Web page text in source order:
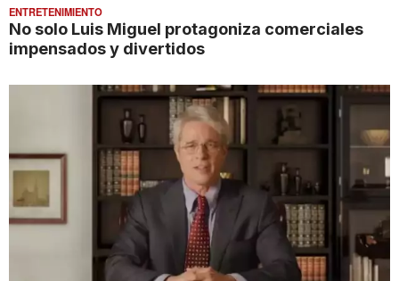
ENTRETENIMIENTO
No solo Luis Miguel protagoniza comerciales
impensados y divertidos